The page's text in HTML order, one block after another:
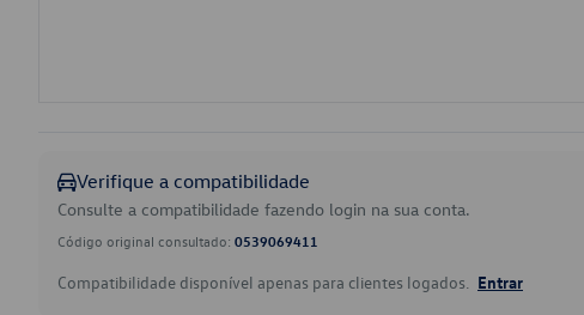
Verifique a compatibilidade
Consulte a compatibilidade fazendo login na sua conta.
Código original consultado: 0539069411
Compatibilidade disponível apenas para clientes logados. Entrar